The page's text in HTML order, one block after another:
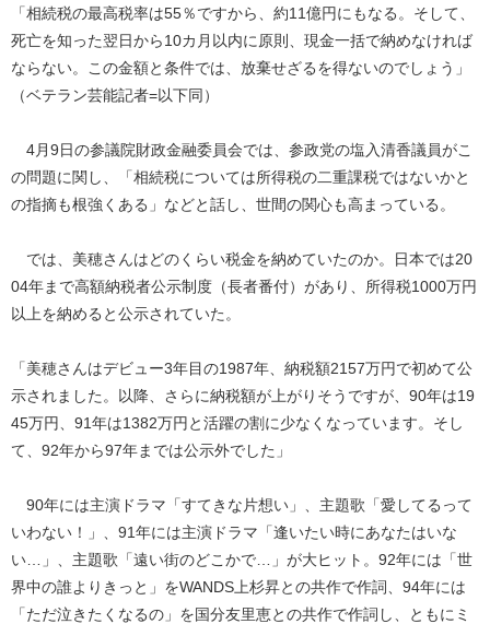
「相続税の最高税率は55％ですから、約11億円にもなる。そして、
死亡を知った翌日から10カ月以内に原則、現金一括で納めなければ
ならない。この金額と条件では、放棄せざるを得ないのでしょう」
（ベテラン芸能記者=以下同）
4月9日の参議院財政金融委員会では、参政党の塩入清香議員がこ
の問題に関し、「相続税については所得税の二重課税ではないかと
の指摘も根強くある」などと話し、世間の関心も高まっている。
では、美穂さんはどのくらい税金を納めていたのか。日本では20
04年まで高額納税者公示制度（長者番付）があり、所得税1000万円
以上を納めると公示されていた。
「美穂さんはデビュー3年目の1987年、納税額2157万円で初めて公
示されました。以降、さらに納税額が上がりそうですが、90年は19
45万円、91年は1382万円と活躍の割に少なくなっています。そし
て、92年から97年までは公示外でした」
90年には主演ドラマ「すてきな片想い」、主題歌「愛してるって
いわない！」、91年には主演ドラマ「逢いたい時にあなたはいな
い…」、主題歌「遠い街のどこかで…」が大ヒット。92年には「世
界中の誰よりきっと」をWANDS上杉昇との共作で作詞、94年には
「ただ泣きたくなるの」を国分友里恵との共作で作詞し、ともにミ